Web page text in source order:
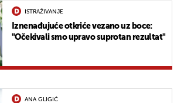
ISTRAŽIVANJE
Iznenađujuće otkriće vezano uz boce:
"Očekivali smo upravo suprotan rezultat"
ANA GLIGIĆ